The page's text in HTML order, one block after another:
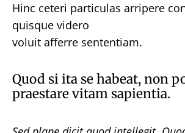
Hinc ceteri particulas arripere
quisque videro
voluit afferre sententiam.
Quod si ita se habeat, non
praestare vitam sapientia.